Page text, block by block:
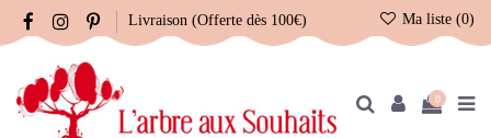
Livraison (Offerte dès 100€) Ma liste (0)
0